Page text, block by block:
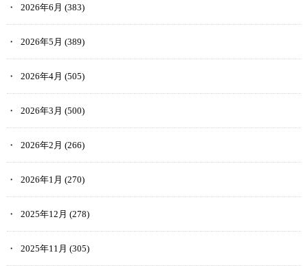
2026年6月 (383)
2026年5月 (389)
2026年4月 (505)
2026年3月 (500)
2026年2月 (266)
2026年1月 (270)
2025年12月 (278)
2025年11月 (305)